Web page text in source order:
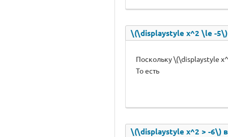
\(\displaystyle x^2 \le -
Поскольку \(\displaystyle
То есть
\(\displaystyle x^2 > -6\)